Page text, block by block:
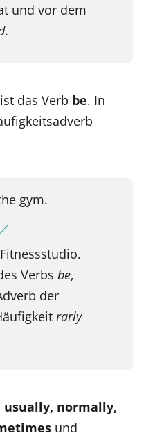
und vor dem
.
das Verb be. In
gym.
Verbs be,
der
rarly
usually, normally,
und